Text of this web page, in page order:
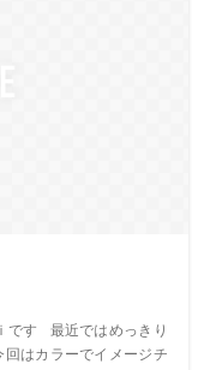
です 最近ではめっきり
はカラーでイメージチ